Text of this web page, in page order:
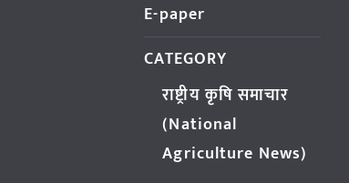
E-paper
CATEGORY
राष्ट्रीय कृषि समाचार
(National
Agriculture News)